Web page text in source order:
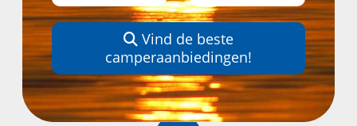
Vind de beste
camperaanbiedingen!